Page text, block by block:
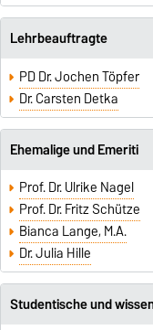
Lehrbeauftragte
PD Dr. Jochen Töpfer
Dr. Carsten Detka
Ehemalige und Emeriti
Prof. Dr. Ulrike Nagel
Prof. Dr. Fritz Schütze
Bianca Lange, M.A.
Dr. Julia Hille
Studentische und